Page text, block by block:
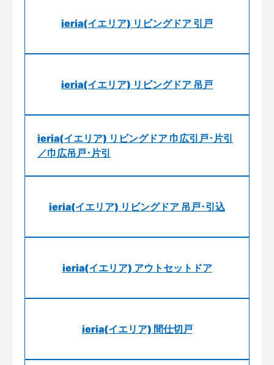
ieria(イエリア) リビングドア 引戸
ieria(イエリア) リビングドア 吊戸
ieria(イエリア) リビングドア 巾広引戸･片引
／巾広吊戸･片引
ieria(イエリア) リビングドア 吊戸･引込
ieria(イエリア) アウトセットドア
ieria(イエリア) 間仕切戸